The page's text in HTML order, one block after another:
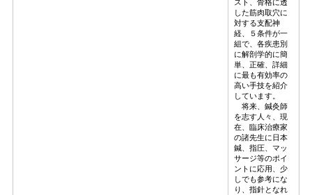
スト、骨格に透
した筋肉取穴に
対する支配神
経、５条件が一
組で、各疾患別
に解剖学的に簡
単、正確、詳細
に最も有効率の
高い手技を紹介
しています。
将来、鍼灸師
を志す人々、現
在、臨床治療家
の諸先生に日本
鍼、指圧、マッ
サージ等のポイ
ントに応用、少
しでも参考にな
り、指針となれ